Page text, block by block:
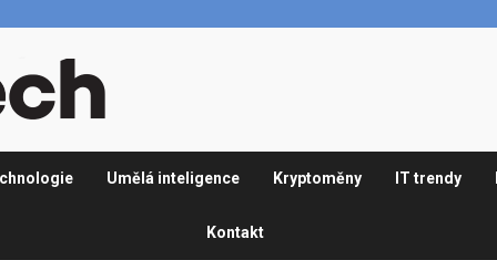
Umělá inteligence Kryptoměny IT trendy
Kontakt